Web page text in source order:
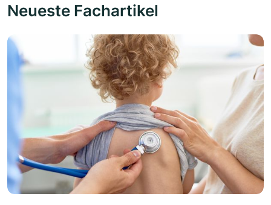
Neueste Fachartikel